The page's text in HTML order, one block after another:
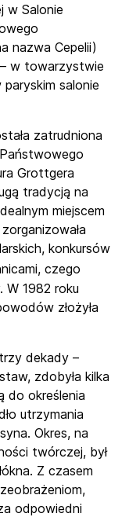
w Salonie
nazwa Cepelii)
w towarzystwie
salonie
zatrudniona
Grottgera
tradycją na
miejscem
konkursów
czego
1982 roku
złożyła
dekady –
zdobyła kilka
do określenia
utrzymania
Okres, na
twórczej, był
Z czasem
odpowiedni